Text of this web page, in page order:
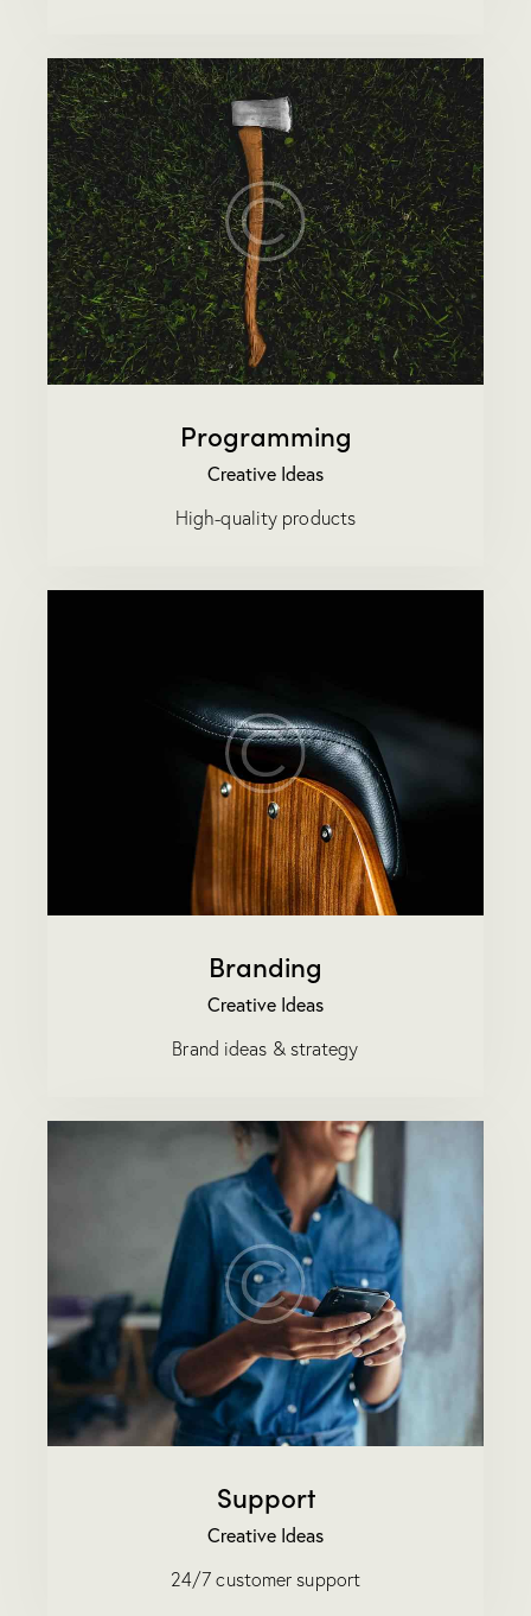
Programming
Creative Ideas
High-quality products
Branding
Creative Ideas
Brand ideas & strategy
Support
Creative Ideas
24/7 customer support